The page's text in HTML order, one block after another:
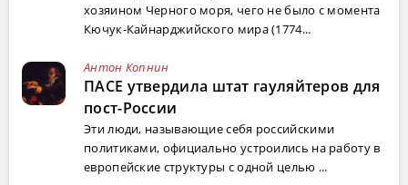
хозяином Черного моря, чего не было с момента
Кючук-Кайнарджийского мира (1774...
Антон Копнин
ПАСЕ утвердила штат гауляйтеров для
пост-России
Эти люди, называющие себя российскими
политиками, официально устроились на работу в
европейские структуры с одной целью ...